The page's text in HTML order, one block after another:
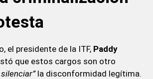
el presidente de la ITF, Paddy
que estos cargos son otro
la disconformidad legítima.